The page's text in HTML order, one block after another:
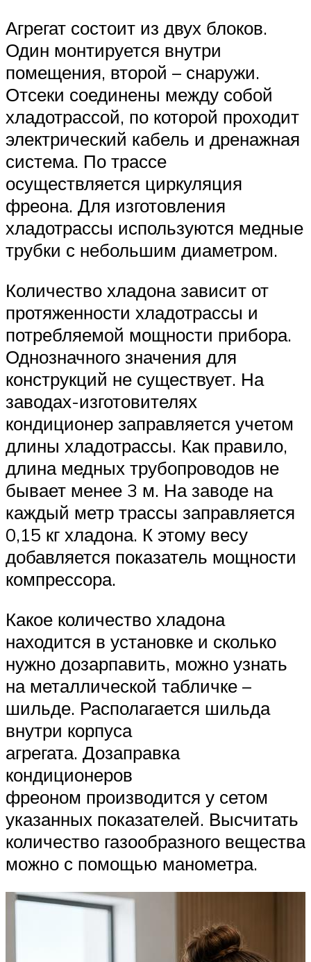
Агрегат состоит из двух блоков.
Один монтируется внутри
помещения, второй – снаружи.
Отсеки соединены между собой
хладотрассой, по которой проходит
электрический кабель и дренажная
система. По трассе
осуществляется циркуляция
фреона. Для изготовления
хладотрассы используются медные
трубки с небольшим диаметром.
Количество хладона зависит от
протяженности хладотрассы и
потребляемой мощности прибора.
Однозначного значения для
конструкций не существует. На
заводах-изготовителях
кондиционер заправляется учетом
длины хладотрассы. Как правило,
длина медных трубопроводов не
бывает менее 3 м. На заводе на
каждый метр трассы заправляется
0,15 кг хладона. К этому весу
добавляется показатель мощности
компрессора.
Какое количество хладона
находится в установке и сколько
нужно дозарпавить, можно узнать
на металлической табличке –
шильде. Располагается шильда
внутри корпуса
агрегата. Дозаправка
кондиционеров
фреоном производится у сетом
указанных показателей. Высчитать
количество газообразного вещества
можно с помощью манометра.